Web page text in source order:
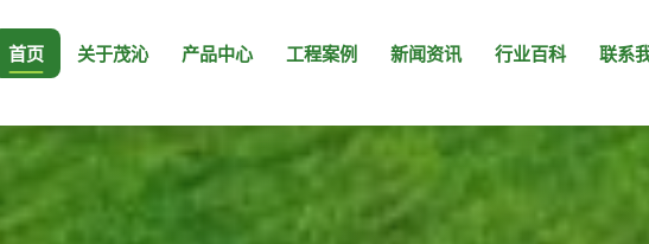
首页 关于茂沁 产品中心 工程案例 新闻资讯 行业百科 联系